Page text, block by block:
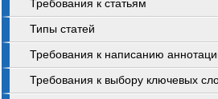
Требования к статьям
Типы статей
Требования к написанию
Требования к выбору ключевых